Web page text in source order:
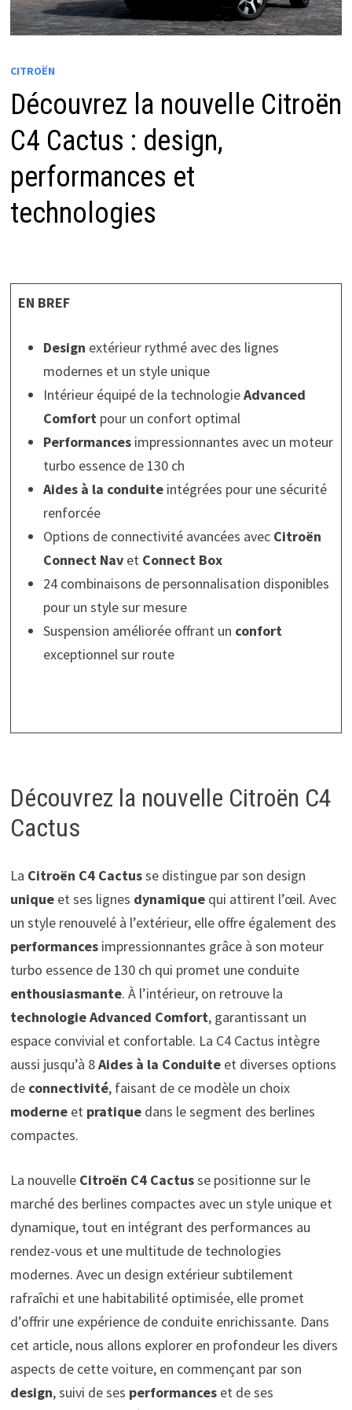
CITROËN
Découvrez la nouvelle Citroën
C4 Cactus : design,
performances et
technologies
EN BREF
Design extérieur rythmé avec des lignes
modernes et un style unique
Intérieur équipé de la technologieAdvanced
Comfortpour un confort optimal
Performancesimpressionnantes avec un moteur
turbo essence de 130 ch
Aides à la conduiteintégrées pour une sécurité
renforcée
Options de connectivité avancées avec Citroën
Connect Navet Connect Box
24 combinaisons de personnalisation disponibles
pour un style sur mesure
Suspension améliorée offrant un confort
exceptionnel sur route
Découvrez la nouvelle Citroën C4
Cactus
La Citroën C4 Cactusse distingue par son design
uniqueet ses lignes dynamiquequi attirent l’œil. Avec
un style renouvelé à l’extérieur, elle offre également des
performancesimpressionnantes grâce à son moteur
turbo essence de 130 ch qui promet une conduite
enthousiasmante. À l’intérieur, on retrouve la
technologie Advanced Comfort, garantissant un
espace convivial et confortable. La C4 Cactus intègre
aussi jusqu’à 8Aides à la Conduiteet diverses options
de connectivité, faisant de ce modèle un choix
moderneet pratiquedans le segment des berlines
compactes.
La nouvelle Citroën C4 Cactusse positionne sur le
marché des berlines compactes avec un style unique et
dynamique, tout en intégrant des performances au
rendez-vous et une multitude de technologies
modernes. Avec un design extérieur subtilement
rafraîchi et une habitabilité optimisée, elle promet
d’offrir une expérience de conduite enrichissante. Dans
cet article, nous allons explorer en profondeur les divers
aspects de cette voiture, en commençant par son
design, suivi de ses performanceset de ses